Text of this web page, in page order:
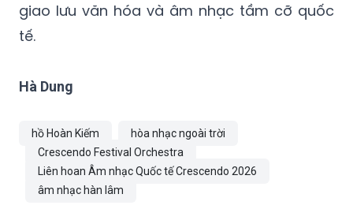
giao lưu văn hóa và âm nhạc tầm cỡ quốc
tế.
Hà Dung
hồ Hoàn Kiếm
hòa nhạc ngoài trời
Crescendo Festival Orchestra
Liên hoan Âm nhạc Quốc tế Crescendo 2026
âm nhạc hàn lâm